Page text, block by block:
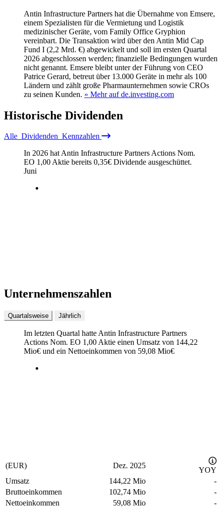
Antin Infrastructure Partners hat die Übernahme von Emsere,
einem Spezialisten für die Vermietung und Logistik
medizinischer Geräte, vom Family Office Gryphion
vereinbart. Die Transaktion wird über den Antin Mid Cap
Fund I (2,2 Mrd. €) abgewickelt und soll im ersten Quartal
2026 abgeschlossen werden; finanzielle Bedingungen wurden
nicht genannt. Emsere bleibt unter der Führung von CEO
Patrice Gerard, betreut über 13.000 Geräte in mehr als 100
Ländern und zählt große Pharmaunternehmen sowie CROs
zu seinen Kunden. » Mehr auf de.investing.com
Historische Dividenden
Alle Dividenden Kennzahlen
In 2026 hat Antin Infrastructure Partners Actions Nom.
EO 1,00 Aktie bereits 0,35€ Dividende ausgeschüttet.
Juni
Unternehmenszahlen
Quartalsweise Jährlich
Im letzten Quartal hatte Antin Infrastructure Partners
Actions Nom. EO 1,00 Aktie einen Umsatz von 144,22
Mio€ und ein Nettoeinkommen von 59,08 Mio€
(EUR) Dez. 2025
YOY
Umsatz
144,22 Mio
-
Bruttoeinkommen
102,74 Mio
-
Nettoeinkommen
59,08 Mio
-